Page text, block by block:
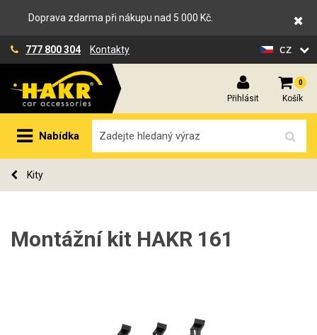
Doprava zdarma při nákupu nad 5 000 Kč.
777 800 304 Kontakty cz
Přihlásit
0
Košík
Nabídka
Kity
Montážní kit HAKR 161